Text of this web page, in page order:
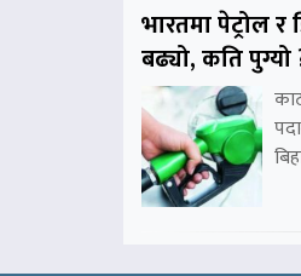
भारतमा पेट्रोल
बढ्यो, कति पुग्यो